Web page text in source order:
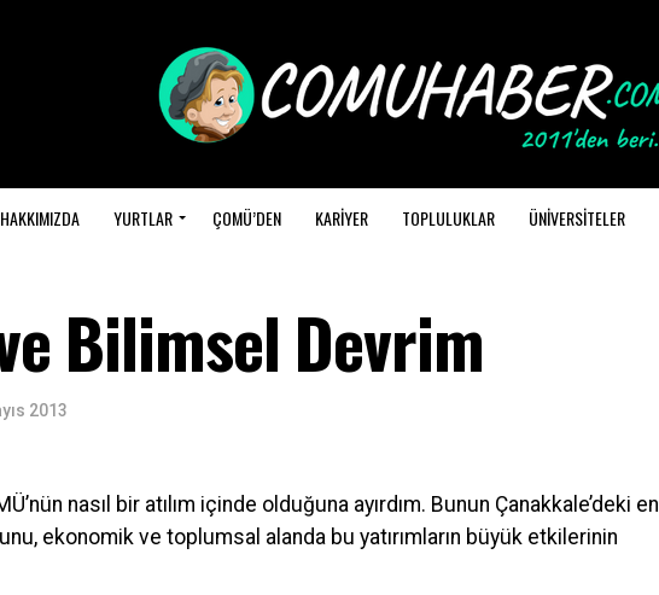
HAKKIMIZDA YURTLAR ÇOMÜ’DEN KARİYER TOPLULUKLAR ÜNİVERSİTELER
Bilimsel Devrim
2013
nasıl bir atılım içinde olduğuna ayırdım. Bunun Çanakkale’deki en
ekonomik ve toplumsal alanda bu yatırımların büyük etkilerinin